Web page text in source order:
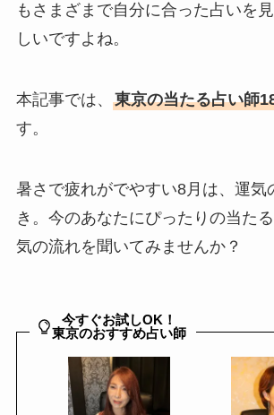
もさまざまで自分に合った占いを
しいですよね。
本記事では、 東京の当たる占い師
す。
暑さで疲れがでやすい8月は、運気
き。今のあなたにぴったりの当た
気の流れを聞いてみませんか？
今すぐお試しOK！
東京のおすすめ占い師